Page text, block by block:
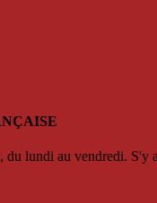
lundi au vendredi. S'y